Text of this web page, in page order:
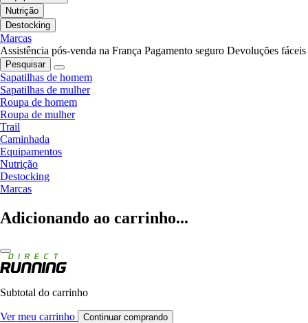
Nutrição
Destocking
Marcas
Assistência pós-venda na França Pagamento seguro Devoluções fáceis
Pesquisar
Sapatilhas de homem
Sapatilhas de mulher
Roupa de homem
Roupa de mulher
Trail
Caminhada
Equipamentos
Nutrição
Destocking
Marcas
Adicionando ao carrinho...
Subtotal do carrinho
Ver meu carrinho Continuar comprando